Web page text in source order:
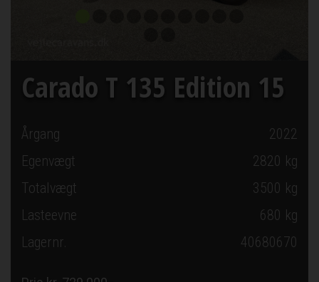
Carado T 135 Edition 15
Årgang
2022
Egenvægt
2820 kg
Totalvægt
3500 kg
Lasteevne
680 kg
Lagernr.
40680670